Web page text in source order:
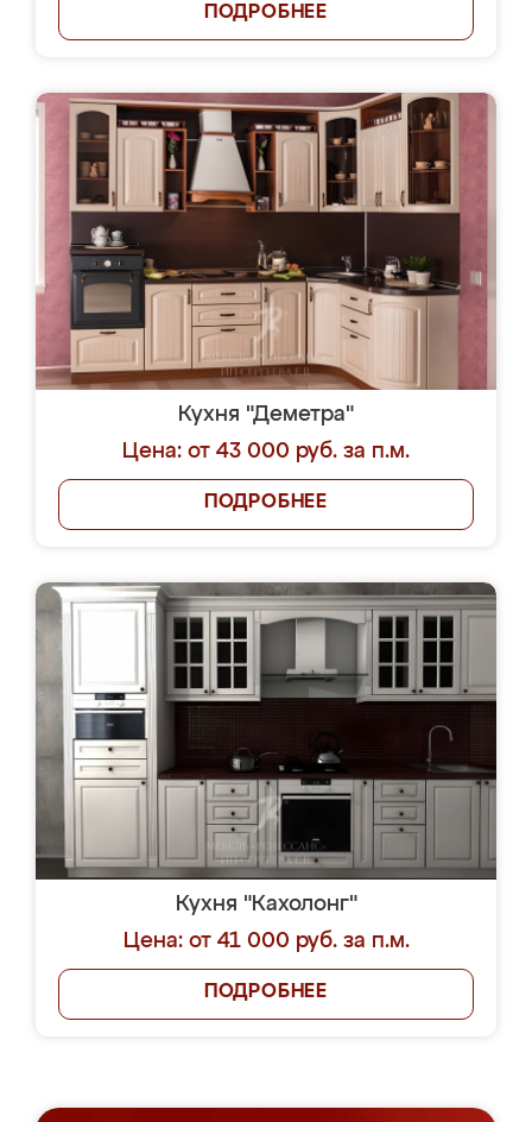
ПОДРОБНЕЕ
Кухня "Деметра"
Цена: от 43 000 руб. за п.м.
ПОДРОБНЕЕ
Кухня "Кахолонг"
Цена: от 41 000 руб. за п.м.
ПОДРОБНЕЕ